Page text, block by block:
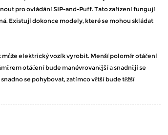
pro ovládání SIP-and-Puff. Tato zařízení fungují
Existují dokonce modely, které se mohou skládat
elektrický vozík vyrobit. Menší poloměr otáčení
otáčení bude manévrovanější a snadněji se
se pohybovat, zatímco větší bude těžší